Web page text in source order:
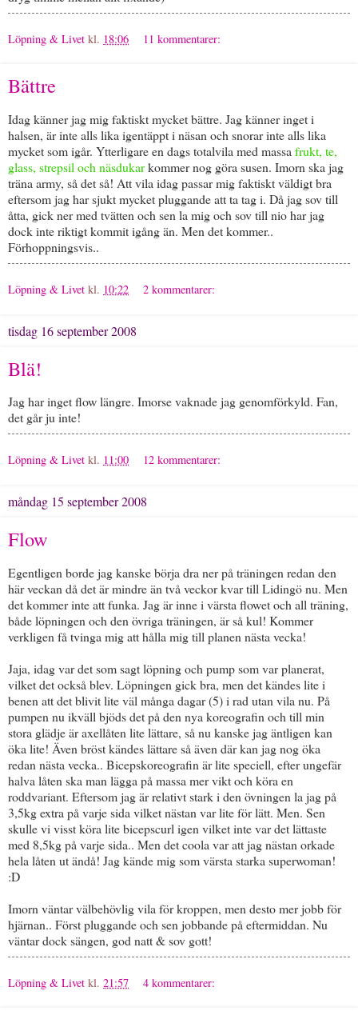
Löpning & Livet kl. 18:06 11 kommentarer:
Bättre
Idag känner jag mig faktiskt mycket bättre. Jag känner inget i
halsen, är inte alls lika igentäppt i näsan och snorar inte alls lika
mycket som igår. Ytterligare en dags totalvila med massa frukt, te,
glass, strepsil och näsdukarkommer nog göra susen. Imorn ska jag
träna army, så det så! Att vila idag passar mig faktiskt väldigt bra
eftersom jag har sjukt mycket pluggande att ta tag i. Då jag sov till
åtta, gick ner med tvätten och sen la mig och sov till nio har jag
dock inte riktigt kommit igång än. Men det kommer..
Förhoppningsvis..
Löpning & Livet kl. 10:22 2 kommentarer:
tisdag 16 september 2008
Blä!
Jag har inget flow längre. Imorse vaknade jag genomförkyld. Fan,
det går ju inte!
Löpning & Livet kl. 11:00 12 kommentarer:
måndag 15 september 2008
Flow
Egentligen borde jag kanske börja dra ner på träningen redan den
här veckan då det är mindre än två veckor kvar till Lidingö nu. Men
det kommer inte att funka. Jag är inne i värsta flowet och all träning,
både löpningen och den övriga träningen, är så kul! Kommer
verkligen få tvinga mig att hålla mig till planen nästa vecka!
Jaja, idag var det som sagt löpning och pump som var planerat,
vilket det också blev. Löpningen gick bra, men det kändes lite i
benen att det blivit lite väl många dagar (5) i rad utan vila nu. På
pumpen nu ikväll bjöds det på den nya koreografin och till min
stora glädje är axellåten lite lättare, så nu kanske jag äntligen kan
öka lite! Även bröst kändes lättare så även där kan jag nog öka
redan nästa vecka.. Bicepskoreografin är lite speciell, efter ungefär
halva låten ska man lägga på massa mer vikt och köra en
roddvariant. Eftersom jag är relativt stark i den övningen la jag på
3,5kg extra på varje sida vilket nästan var lite för lätt. Men. Sen
skulle vi visst köra lite bicepscurl igen vilket inte var det lättaste
med 8,5kg på varje sida.. Men det coola var att jag nästan orkade
hela låten ut ändå! Jag kände mig som värsta starka superwoman!
:D
Imorn väntar välbehövlig vila för kroppen, men desto mer jobb för
hjärnan.. Först pluggande och sen jobbande på eftermiddan. Nu
väntar dock sängen, god natt & sov gott!
Löpning & Livet kl. 21:57 4 kommentarer: